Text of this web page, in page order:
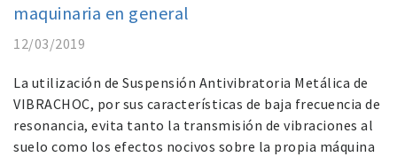
maquinaria en general
12/03/2019
La utilización de Suspensión Antivibratoria Metálica de
VIBRACHOC, por sus características de baja frecuencia de
resonancia, evita tanto la transmisión de vibraciones al
suelo como los efectos nocivos sobre la propia máquina